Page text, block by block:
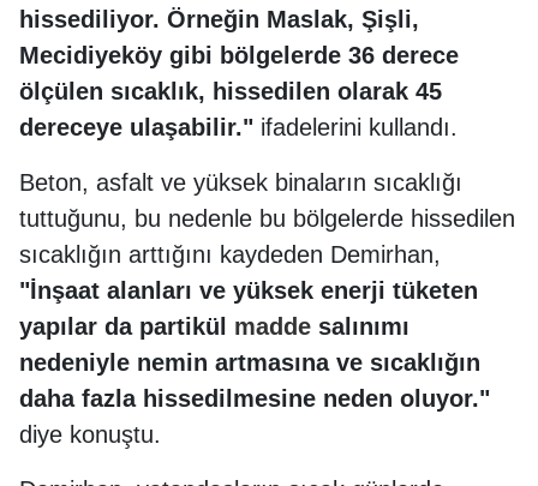
hissediliyor. Örneğin Maslak, Şişli,
Mecidiyeköy gibi bölgelerde 36 derece
ölçülen sıcaklık, hissedilen olarak 45
dereceye ulaşabilir." ifadelerini kullandı.
Beton, asfalt ve yüksek binaların sıcaklığı
tuttuğunu, bu nedenle bu bölgelerde hissedilen
sıcaklığın arttığını kaydeden Demirhan,
"İnşaat alanları ve yüksek enerji tüketen
yapılar da partikül madde salınımı
nedeniyle nemin artmasına ve sıcaklığın
daha fazla hissedilmesine neden oluyor."
diye konuştu.